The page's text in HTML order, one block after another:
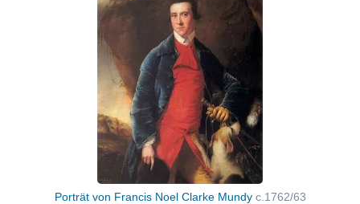
Porträt von Francis Noel Clarke Mundy c.1762/63